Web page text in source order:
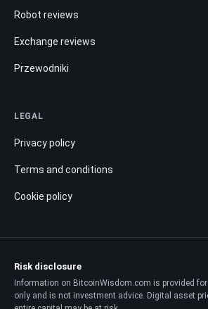
Robot reviews
Exchange reviews
Przewodniki
LEGAL
Privacy policy
Terms and conditions
Cookie policy
Risk disclosure
Information on BitcoinWisdom.com is provided
only and is not investment advice. Digital asset